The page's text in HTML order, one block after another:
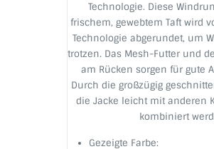
Technologie. Diese
frischem, gewebtem Taft wird
Technologie abgerundet, um
trotzen. Das Mesh-Futter und
am Rücken sorgen für gute
Durch die großzügig
die Jacke leicht mit anderen
kombiniert
Gezeigte Farbe: